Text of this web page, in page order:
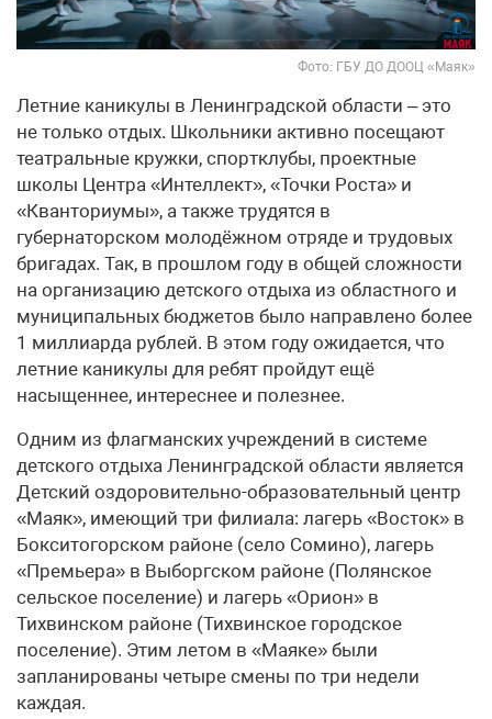
Фото: ГБУ ДО ДООЦ «Маяк»
Летние каникулы в Ленинградской области – это
не только отдых. Школьники активно посещают
театральные кружки, спортклубы, проектные
школы Центра «Интеллект», «Точки Роста» и
«Кванториумы», а также трудятся в
губернаторском молодёжном отряде и трудовых
бригадах. Так, в прошлом году в общей сложности
на организацию детского отдыха из областного и
муниципальных бюджетов было направлено более
1 миллиарда рублей. В этом году ожидается, что
летние каникулы для ребят пройдут ещё
насыщеннее, интереснее и полезнее.
Одним из флагманских учреждений в системе
детского отдыха Ленинградской области является
Детский оздоровительно-образовательный центр
«Маяк», имеющий три филиала: лагерь «Восток» в
Бокситогорском районе (село Сомино), лагерь
«Премьера» в Выборгском районе (Полянское
сельское поселение) и лагерь «Орион» в
Тихвинском районе (Тихвинское городское
поселение). Этим летом в «Маяке» были
запланированы четыре смены по три недели
каждая.